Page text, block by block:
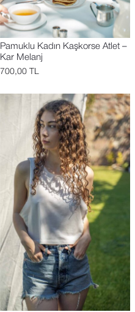
Pamuklu Kadın Kaşkorse Atlet –
Kar Melanj
700,00